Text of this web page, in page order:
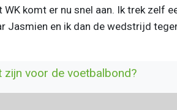
WK komt er nu snel aan. Ik trek zelf
Jasmien en ik dan de wedstrijd
voor de voetbalbond?